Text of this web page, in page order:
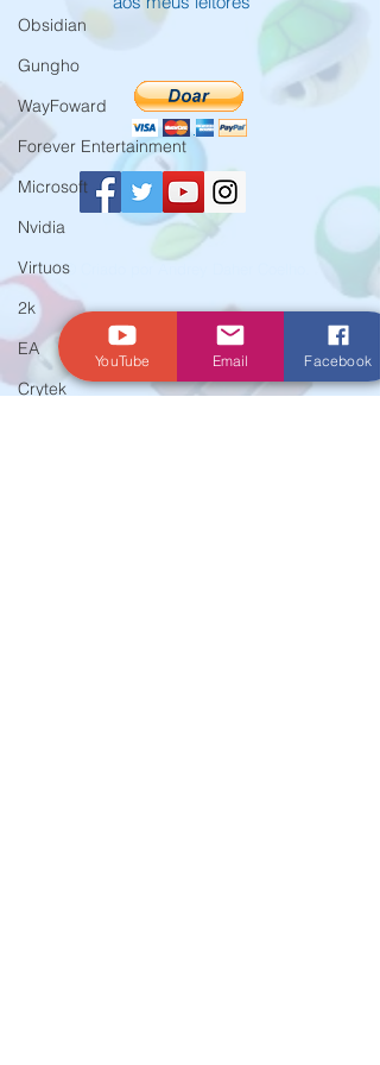
Obsidian
Gungho
WayFoward
Forever Entertainment
Microsoft
Nvidia
Virtuos
2k
EA
Crytek
© Criado por Andrey Daher Coelho.
YouTube Email Facebook